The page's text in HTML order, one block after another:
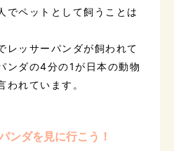
でペットとして飼うことは
レッサーパンダが飼われて
ンダの4分の1が日本の動物
われています。
ンダを見に行こう！